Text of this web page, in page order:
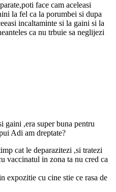
face cam aceleasi
la fel ca la porumbei si dupa
incaltaminte si la gaini si la
ca nu trbuie sa neglijezi
gaini ,era super buna pentru
Adi am dreptate?
cat le deparazitezi ,si tratezi
vaccinatul in zona ta nu cred ca
expozitie cu cine stie ce rasa de